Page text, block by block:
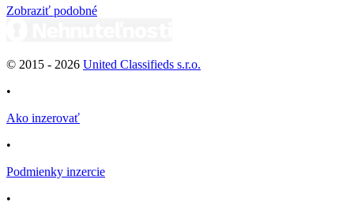
Zobraziť podobné
© 2015 - 2026 United Classifieds s.r.o.
•
Ako inzerovať
•
Podmienky inzercie
•